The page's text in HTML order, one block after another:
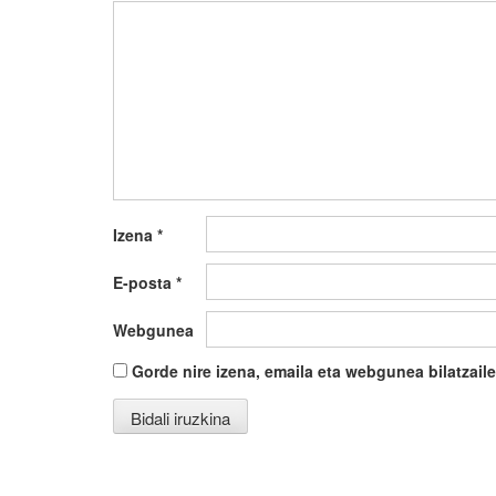
Izena *
E-posta *
Webgunea
Gorde nire izena, emaila eta webgunea